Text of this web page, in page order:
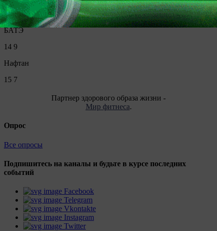
15 11
БАТЭ
14 9
Нафтан
15 7
Партнер здорового образа жизни -
Мир фитнеса.
Опрос
Все опросы
Подпишитесь на каналы и будьте в курсе последних
событий
Facebook
Telegram
Vkontakte
Instagram
Twitter